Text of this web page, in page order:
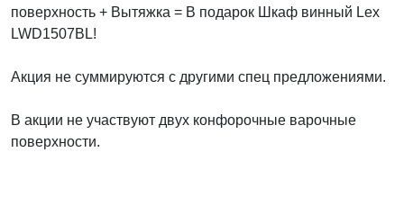
поверхность + Вытяжка = В подарок Шкаф винный Lex
LWD1507BL!
Акция не суммируются с другими спец предложениями.
В акции не участвуют двух конфорочные варочные
поверхности.